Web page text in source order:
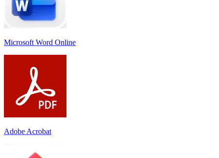
Microsoft Word Online
Adobe Acrobat